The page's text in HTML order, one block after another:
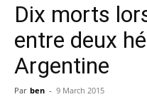
Dix morts
entre deux
Argentine
Par ben - 9 March 2015